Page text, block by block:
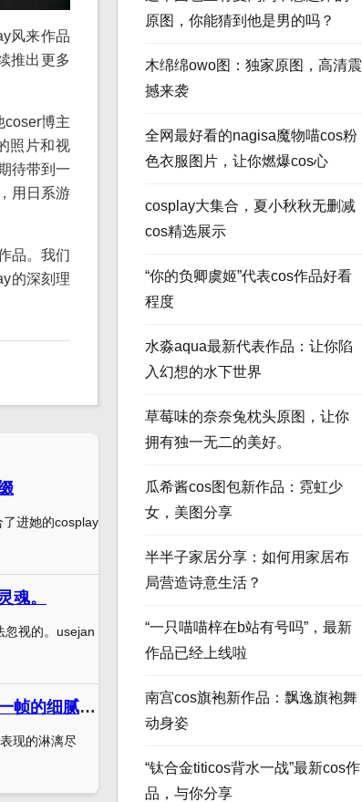
风来作品
推出更多
coser博主
照片和视
待带到一
用日系游
品。我们
的深刻理
进她的cosplay
魂。
忽视的。usejan
usejan蓝蓝微博最新作品：定格美好瞬间，感受每一帧的细腻情感。
现的淋漓尽
原图，你能猜到他是男的吗？
木绵绵owo图：独家原图，高清震
撼来袭
全网最好看的nagisa魔物喵cos粉
色衣服图片，让你燃爆cos心
cosplay大集合，夏小秋秋无删减
cos精选展示
“你的负卿虞姬”代表cos作品好看
程度
水淼aqua最新代表作品：让你陷
入幻想的水下世界
草莓味的奈奈兔枕头原图，让你
拥有独一无二的美好。
瓜希酱cos图包新作品：霓虹少
女，美图分享
半半子家居分享：如何用家居布
局营造诗意生活？
“一只喵喵梓在b站有号吗”，最新
作品已经上线啦
南宫cos旗袍新作品：飘逸旗袍舞
动身姿
“钛合金titicos背水一战”最新cos作
品，与你分享